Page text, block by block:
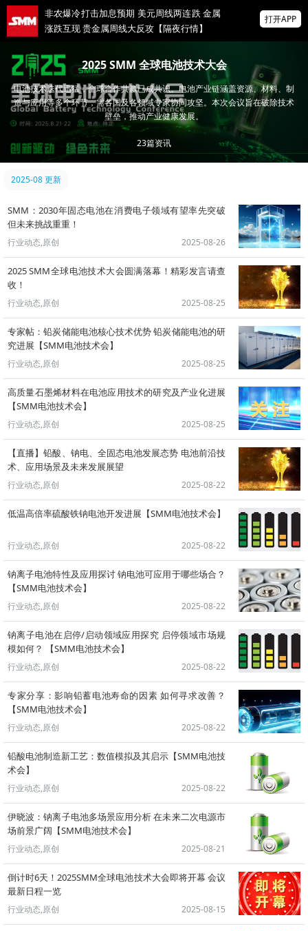
非农爆冷打击加息预期 美元周线两连跌 金属
涨跌互现 贵金属周线大反攻【隔夜行情】
2026 SMM锌业大会圆满落幕！大咖云集 共
寻锌行业破局发展新机遇
美国拟投30亿美元扶持关键矿产
掌上有色
为有色行业打造的神器
打开APP
2025 SMM 全球电池技术大会
电池技术迭代迅猛，全球合作共赢已成共识。电池产业链涵盖资源、材料、制
造与应用等多个环节，需各国及各领域专家协同攻坚。本次会议旨在破除技术
壁垒，推动产业健康发展。
23篇资讯
2025-08 更新
SMM：2030年固态电池在消费电子领域有望率先突破
但未来挑战重重！
行业动态,原创 2025-08-26
2025 SMM全球电池技术大会圆满落幕！精彩发言请查
收！
行业动态,原创 2025-08-25
专家帖：铅炭储能电池核心技术优势 铅炭储能电池的研
究进展【SMM电池技术会】
行业动态,原创 2025-08-25
高质量石墨烯材料在电池应用技术的研究及产业化进展
【SMM电池技术会】
行业动态,原创 2025-08-25
【直播】铅酸、钠电、全固态电池发展态势 电池前沿技
术、应用场景及未来发展展望
行业动态,原创 2025-08-22
低温高倍率硫酸铁钠电池开发进展【SMM电池技术会】
行业动态,原创 2025-08-22
钠离子电池特性及应用探讨 钠电池可应用于哪些场合？
【SMM电池技术会】
行业动态,原创 2025-08-22
钠离子电池在启停/启动领域应用探究 启停领域市场规
模如何？ 【SMM电池技术会】
行业动态,原创 2025-08-22
专家分享：影响铅蓄电池寿命的因素 如何寻求改善？
【SMM电池技术会】
行业动态,原创 2025-08-22
铅酸电池制造新工艺：数值模拟及其启示【SMM电池技
术会】
行业动态,原创 2025-08-22
伊晓波：钠离子电池多场景应用分析 在未来二次电源市
场前景广阔【SMM电池技术会】
行业动态,原创 2025-08-21
倒计时6天！2025SMM全球电池技术大会即将开幕 会议
最新日程一览
行业动态,原创 2025-08-15